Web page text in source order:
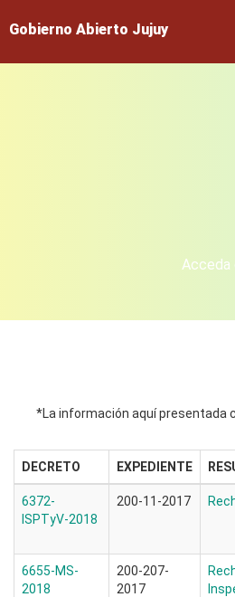
Gobierno Abierto Jujuy
Acceda
*La información aquí presentada
DECRETO EXPEDIENTE
6372-
ISPTyV-2018
200-11-2017
6655-MS-
2018
200-207-
2017